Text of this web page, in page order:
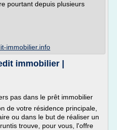
pourtant depuis plusieurs
immobilier.info
immobilier |
pas dans le prêt immobilier
de votre résidence principale,
ou dans le but de réaliser un
trouve, pour vous, l'offre